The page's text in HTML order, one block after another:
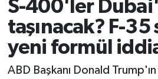
S-400'ler
taşınacak? F-
yeni formül
ABD Başkanı Donald
Spor